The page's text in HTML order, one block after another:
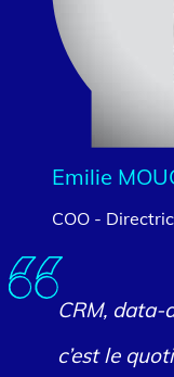
Emilie
COO -
CRM,
c’est le